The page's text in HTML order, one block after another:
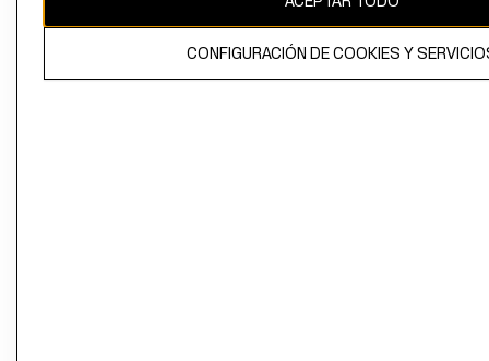
CONFIGURACIÓN DE COOKIES Y